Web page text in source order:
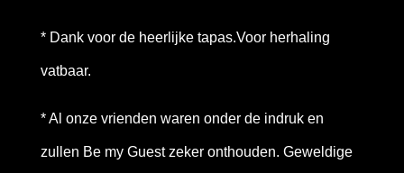
* Dank voor de heerlijke tapas.Voor herhaling
vatbaar.
* Al onze vrienden waren onder de indruk en
zullen Be my Guest zeker onthouden. Geweldige